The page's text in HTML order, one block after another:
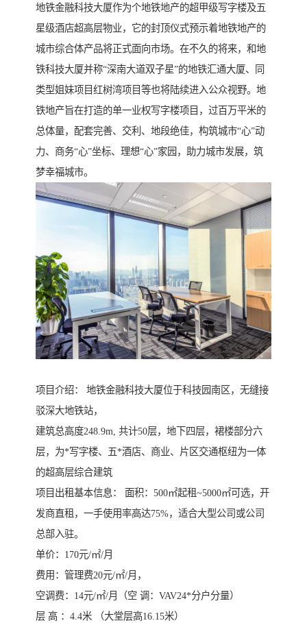
地铁金融科技大厦作为个地铁地产的超甲级写字楼及五
星级酒店超高层物业，它的封顶仪式预示着地铁地产的
城市综合体产品将正式面向市场。在不久的将来，和地
铁科技大厦并称“深南大道双子星”的地铁汇通大厦、同
类型姐妹项目红树湾项目等也将陆续进入公众视野。地
铁地产旨在打造的单一业权写字楼项目，过百万平米的
总体量，配套完善、交利、地段绝佳，构筑城市“心”动
力、商务“心”坐标、理想“心”家园，助力城市发展，筑
梦幸福城市。
项目介绍： 地铁金融科技大厦位于科技园南区，无缝接​‌‌
驳深大地铁站，
建筑总高度248.9m, 共计50层，地下四层，裙楼部分六
层，为*写字楼、五*酒店、商业、片区交通枢纽为一体
的超高层综合建筑
项目出租基本信息： 面积：500㎡起租~5000㎡可选，开
发商直租，一手使用率高达75%，适合大型公司或公司
总部入驻。
单价：170元/㎡/月
费用：管理费20元/㎡/月，
空调费：14元/㎡/月（空 调：VAV24*分户分量）
层 高 ：4.4米 （大堂层高16.15米）